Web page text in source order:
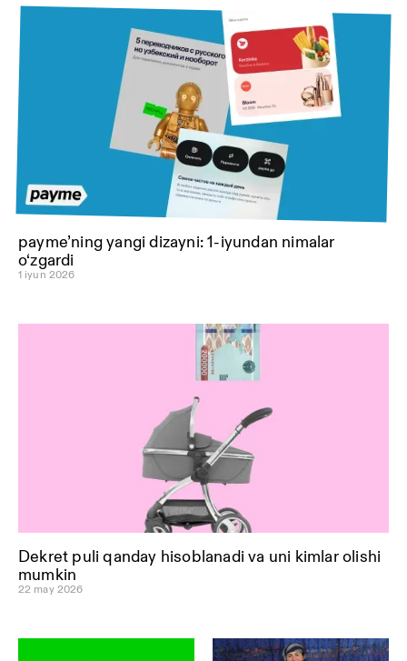
payme’ning yangi dizayni: 1-iyundan nimalar
o‘zgardi
1 iyun 2026
Dekret puli qanday hisoblanadi va uni kimlar olishi
mumkin
22 may 2026